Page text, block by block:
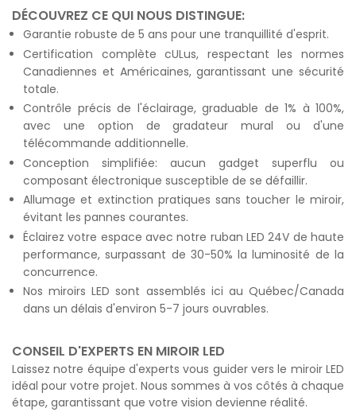
DÉCOUVREZ CE QUI NOUS DISTINGUE:
Garantie robuste de 5 ans pour une tranquillité d'esprit.
Certification complète cULus, respectant les normes
Canadiennes et Américaines, garantissant une sécurité
totale.
Contrôle précis de l'éclairage, graduable de 1% à 100%,
avec une option de gradateur mural ou d'une
télécommande additionnelle.
Conception simplifiée: aucun gadget superflu ou
composant électronique susceptible de se défaillir.
Allumage et extinction pratiques sans toucher le miroir,
évitant les pannes courantes.
Éclairez votre espace avec notre ruban LED 24V de haute
performance, surpassant de 30-50% la luminosité de la
concurrence.
Nos miroirs LED sont assemblés ici au Québec/Canada
dans un délais d'environ 5-7 jours ouvrables.
CONSEIL D'EXPERTS EN MIROIR LED
Laissez notre équipe d'experts vous guider vers le miroir LED
idéal pour votre projet. Nous sommes à vos côtés à chaque
étape, garantissant que votre vision devienne réalité.